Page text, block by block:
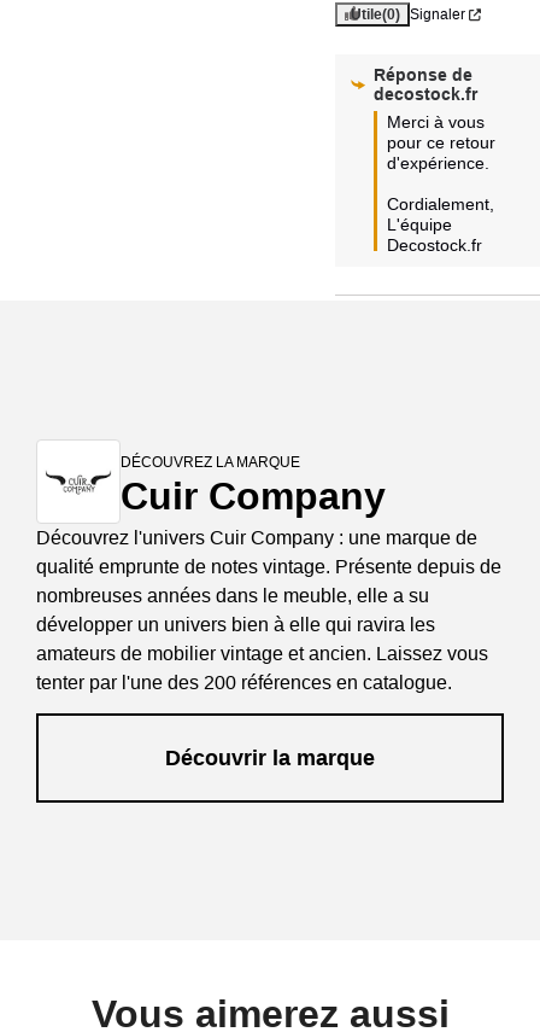
Utile(0) Signaler
Réponse de
decostock.fr
Merci à vous
pour ce retour
d'expérience.
Cordialement,
L'équipe
Decostock.fr
DÉCOUVREZ LA MARQUE
Cuir Company
Découvrez l'univers Cuir Company : une marque de
qualité emprunte de notes vintage. Présente depuis de
nombreuses années dans le meuble, elle a su
développer un univers bien à elle qui ravira les
amateurs de mobilier vintage et ancien. Laissez vous
tenter par l'une des 200 références en catalogue.
Découvrir la marque
Vous aimerez aussi